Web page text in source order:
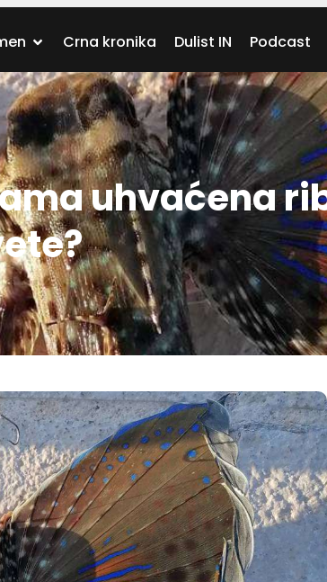
Crna kronika Dulist IN Podcast
uhvaćena